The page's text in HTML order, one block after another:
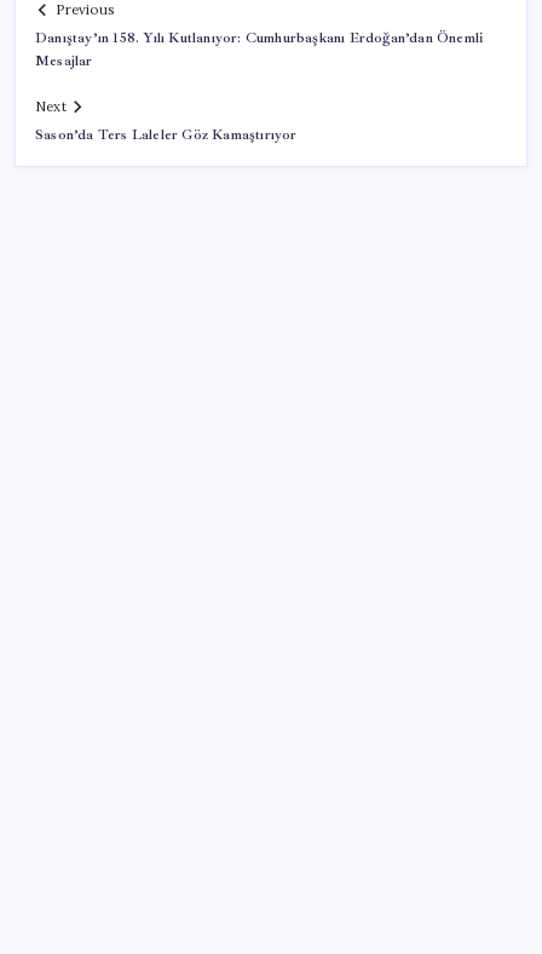
Previous
Danıştay’ın 158. Yılı Kutlanıyor: Cumhurbaşkanı Erdoğan’dan Önemli
Mesajlar
Next
Sason’da Ters Laleler Göz Kamaştırıyor